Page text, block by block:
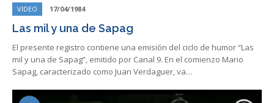
VIDEO 17/04/1984
Las mil y una de Sapag
El presente registro contiene una emisión del ciclo de humor “Las
mil y una de Sapag”, emitido por Canal 9. En el comienzo Mario
Sapag, caracterizado como Juan Verdaguer, va…